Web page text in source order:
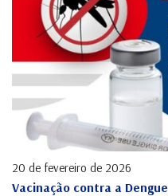
20 de fevereiro de 2026
Vacinação contra a Dengue